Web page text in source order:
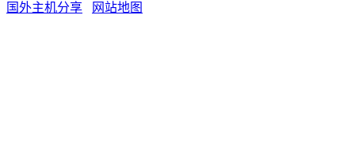
国外主机分享 网站地图